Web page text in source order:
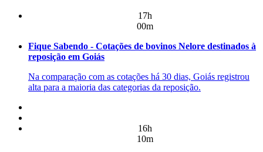
17h
00m
Fique Sabendo - Cotações de bovinos Nelore destinados à
reposição em Goiás
Na comparação com as cotações há 30 dias, Goiás registrou
alta para a maioria das categorias da reposição.
16h
10m